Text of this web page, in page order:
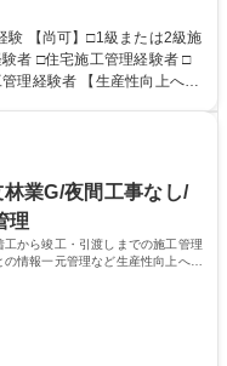
し、現場ごとの情報一元管
【仕事の流れ】
ぎ(2)工事着工準備(予算作
理(工程・安全・品質・原
、店舗等(間取り変更を含む
募集職種 岡本
し/時差勤務・直行直帰可
験 【尚可】□1級または2級施
者 □住宅施工管理経験者 □
産性向上への
の伝達、図面共有、入退場
告など）また、現場カメラ
も可能です。 学歴・資
語学力： 資格：
業G/夜間工事なし/
理
工から竣工・引渡しまでの施工管理
情報一元管理など生産性向上への